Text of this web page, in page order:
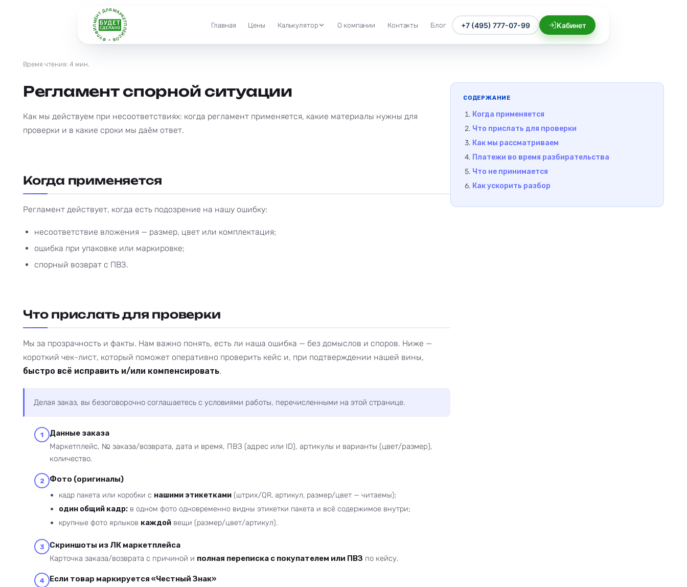
ФУЛФИЛМЕНТ ДЛЯ МАРКЕТПЛЕЙСОВ • Главная Цены Калькулятор О компании Контакты Блог +7 (495) 777-07-99 Кабинет
Время чтения: 4 мин.
Регламент спорной ситуации
Как мы действуем при несоответствиях: когда регламент применяется, какие материалы нужны для
проверки и в какие сроки мы даём ответ.
Когда применяется
Регламент действует, когда есть подозрение на нашу ошибку:
несоответствие вложения — размер, цвет или комплектация;
ошибка при упаковке или маркировке;
спорный возврат с ПВЗ.
Что прислать для проверки
Мы за прозрачность и факты. Нам важно понять, есть ли наша ошибка — без домыслов и споров. Ниже —
короткий чек-лист, который поможет оперативно проверить кейс и, при подтверждении нашей вины,
быстро всё исправить и/или компенсировать.
Делая заказ, вы безоговорочно соглашаетесь с условиями работы, перечисленными на этой странице.
1
Данные заказа
Маркетплейс, № заказа/возврата, дата и время, ПВЗ (адрес или ID), артикулы и варианты (цвет/размер),
количество.
2
Фото (оригиналы)
кадр пакета или коробки с нашими этикетками (штрих/QR, артикул, размер/цвет — читаемы);
один общий кадр: в одном фото одновременно видны этикетки пакета и всё содержимое внутри;
крупные фото ярлыков каждой вещи (размер/цвет/артикул).
3
Скриншоты из ЛК маркетплейса
Карточка заказа/возврата с причиной и полная переписка с покупателем или ПВЗ по кейсу.
4
Если товар маркируется «Честный Знак»
СОДЕРЖАНИЕ
Когда применяется
Что прислать для проверки
Как мы рассматриваем
Платежи во время разбирательства
Что не принимается
Как ускорить разбор